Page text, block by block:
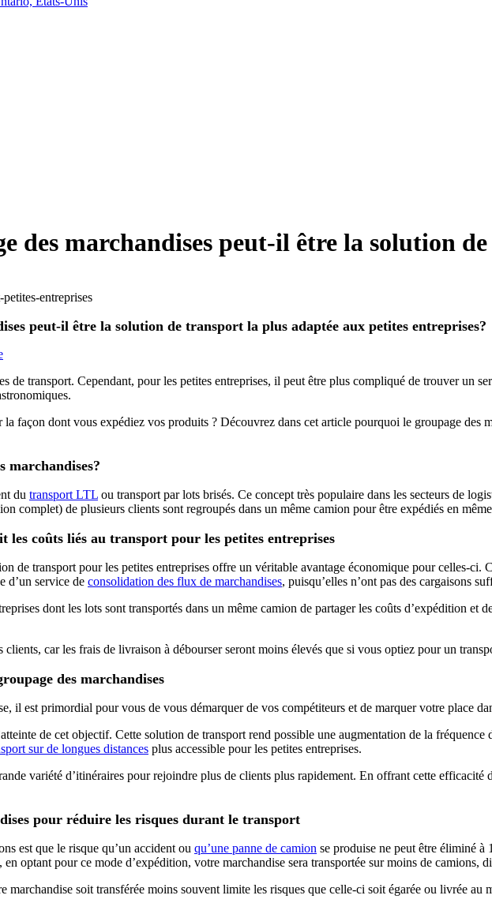
des marchandises peut-il être la solution
peut-il être la solution de transport la plus adaptée aux petites entreprises?
de transport. Cependant, pour les petites entreprises, il peut être plus compliqué de trouver un
la façon dont vous expédiez vos produits ? Découvrez dans cet article pourquoi le groupage des
marchandises?
du transport LTL ou transport par lots brisés. Ce concept très populaire dans les secteurs de
complet) de plusieurs clients sont regroupés dans un même camion pour être expédiés en
les coûts liés au transport pour les petites entreprises
de transport pour les petites entreprises offre un véritable avantage économique pour celles-ci.
d’un service de consolidation des flux de marchandises, puisqu’elles n’ont pas des cargaisons
dont les lots sont transportés dans un même camion de partager les coûts d’expédition et
car les frais de livraison à débourser seront moins élevés que si vous optiez pour un
des marchandises
il est primordial pour vous de vous démarquer de vos compétiteurs et de marquer votre place
de cet objectif. Cette solution de transport rend possible une augmentation de la
sur de longues distances plus accessible pour les petites entreprises.
variété d’itinéraires pour rejoindre plus de clients plus rapidement. En offrant cette
pour réduire les risques durant le transport
est que le risque qu’un accident ou qu’une panne de camion se produise ne peut être éliminé
optant pour ce mode d’expédition, votre marchandise sera transportée sur moins de camions,
marchandise soit transférée moins souvent limite les risques que celle-ci soit égarée ou livrée